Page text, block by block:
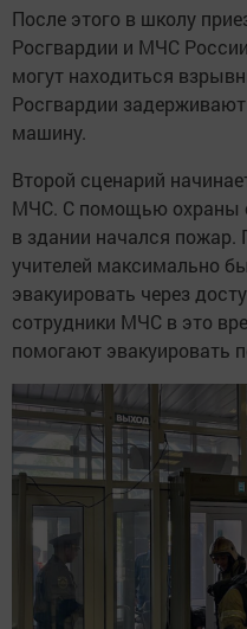
После этого в школу
Росгвардии и МЧС
могут находиться
Росгвардии
машину.
Второй сценарий
МЧС. С помощью охраны
в здании начался пожар.
учителей максимально
эвакуировать через
сотрудники МЧС в это
помогают эвакуировать